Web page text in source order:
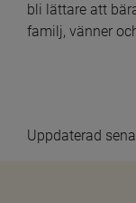
bli lättare att
familj, vänner
Uppdaterad